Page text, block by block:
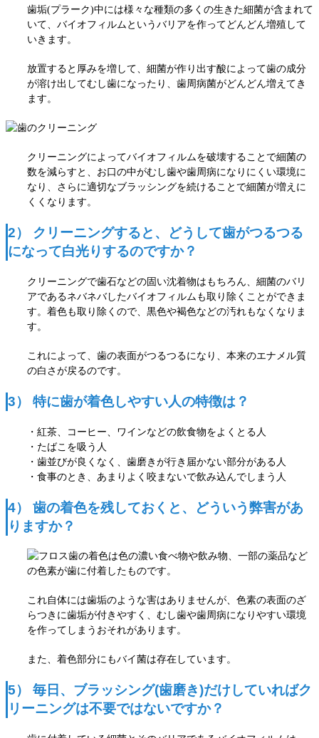
歯垢(プラーク)中には様々な種類の多くの生きた細菌が含まれて
いて、バイオフィルムというバリアを作ってどんどん増殖して
いきます。
放置すると厚みを増して、細菌が作り出す酸によって歯の成分
が溶け出してむし歯になったり、歯周病菌がどんどん増えてき
ます。
クリーニングによってバイオフィルムを破壊することで細菌の
数を減らすと、お口の中がむし歯や歯周病になりにくい環境に
なり、さらに適切なブラッシングを続けることで細菌が増えに
くくなります。
2） クリーニングすると、どうして歯がつるつる
になって白光りするのですか？
クリーニングで歯石などの固い沈着物はもちろん、細菌のバリ
アであるネバネバしたバイオフィルムも取り除くことができま
す。着色も取り除くので、黒色や褐色などの汚れもなくなりま
す。
これによって、歯の表面がつるつるになり、本来のエナメル質
の白さが戻るのです。
3） 特に歯が着色しやすい人の特徴は？
・紅茶、コーヒー、ワインなどの飲食物をよくとる人
・たばこを吸う人
・歯並びが良くなく、歯磨きが行き届かない部分がある人
・食事のとき、あまりよく咬まないで飲み込んでしまう人
4） 歯の着色を残しておくと、どういう弊害があ
りますか？
歯の着色は色の濃い食べ物や飲み物、一部の薬品など
の色素が歯に付着したものです。
これ自体には歯垢のような害はありませんが、色素の表面のざ
らつきに歯垢が付きやすく、むし歯や歯周病になりやすい環境
を作ってしまうおそれがあります。
また、着色部分にもバイ菌は存在しています。
5） 毎日、ブラッシング(歯磨き)だけしていればク
リーニングは不要ではないですか？